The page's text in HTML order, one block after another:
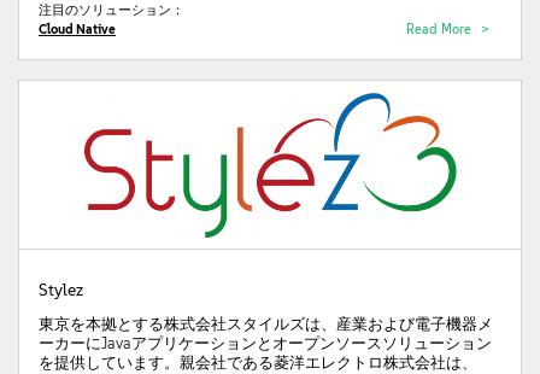
注目のソリューション：
Cloud Native
Read More
Stylez
東京を本拠とする株式会社スタイルズは、産業および電子機器メ
ーカーにJavaアプリケーションとオープンソースソリューション
を提供しています。親会社である菱洋エレクトロ株式会社は、